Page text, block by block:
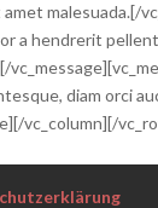
malesuada.[/
a hendrerit
diam orci
vc_column][/